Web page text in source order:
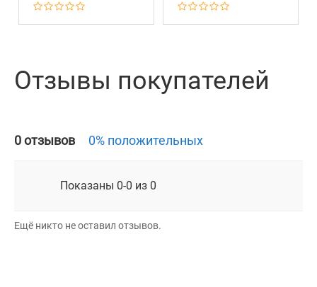
Отзывы покупателей
0 отзывов 0% положительных
Показаны 0-0 из 0
Ещё никто не оставил отзывов.